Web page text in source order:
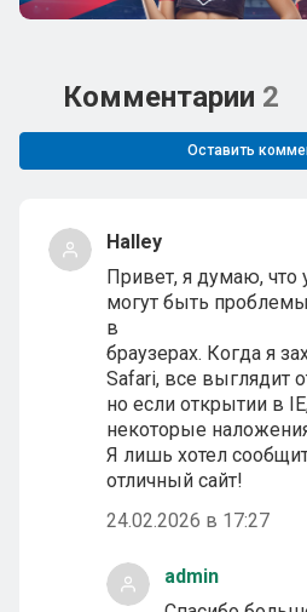
Комментарии 2
Оставить
Halley
Привет, я думаю, что
могут быть
в
браузерах. Когда я
Safari, все выглядит
но если открытии в
некоторые
Я лишь хотел
отличный сайт!
24.02.2026 в 17:27
admin